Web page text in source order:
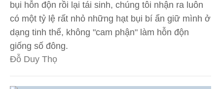
bụi hỗn độn rồi lại tái sinh, chúng tôi nhận ra luôn
có một tỷ lệ rất nhỏ những hạt bụi bí ẩn giữ mình ở
dạng tinh thể, không "cam phận" làm hỗn độn
giống số đông.
Đỗ Duy Thọ